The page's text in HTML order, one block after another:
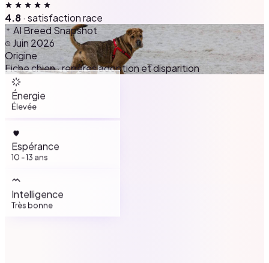
4.8· satisfaction race
AI Breed Snapshot
Juin 2026
Origine
Fiche chien · repères adoption et disparition
Énergie
Élevée
Espérance
10 - 13 ans
Intelligence
Très bonne